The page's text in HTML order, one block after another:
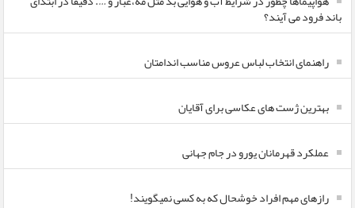
باند فرود می آیند؟
راهنمای انتخاب لباس عروس مناسب اندامتان
بهترین ژست های عکاسی برای آقایان
عملکرد قهرمانان یورو در جام جهانی
رازهای مهم افراد خوشحال که به کسی نمیگویند!